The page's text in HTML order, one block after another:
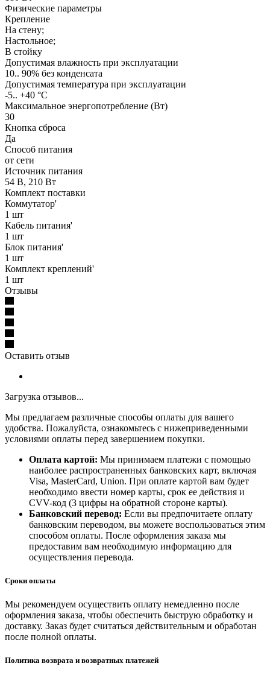
Физические параметры
Крепление
На стену;
Настольное;
В стойку
Допустимая влажность при эксплуатации
10.. 90% без конденсата
Допустимая температура при эксплуатации
-5.. +40 °C
Максимальное энергопотребление (Вт)
30
Кнопка сброса
Да
Способ питания
от сети
Источник питания
54 В, 210 Вт
Комплект поставки
Коммутатор'
1 шт
Кабель питания'
1 шт
Блок питания'
1 шт
Комплект креплений'
1 шт
Отзывы
Оставить отзыв
Загрузка отзывов...
Мы предлагаем различные способы оплаты для вашего
удобства. Пожалуйста, ознакомьтесь с нижеприведенными
условиями оплаты перед завершением покупки.
Оплата картой: Мы принимаем платежи с помощью
наиболее распространенных банковских карт, включая
Visa, MasterCard, Union. При оплате картой вам будет
необходимо ввести номер карты, срок ее действия и
CVV-код (3 цифры на обратной стороне карты).
Банковский перевод: Если вы предпочитаете оплату
банковским переводом, вы можете воспользоваться этим
способом оплаты. После оформления заказа мы
предоставим вам необходимую информацию для
осуществления перевода.
Сроки оплаты
Мы рекомендуем осуществить оплату немедленно после
оформления заказа, чтобы обеспечить быструю обработку и
доставку. Заказ будет считаться действительным и обработан
после полной оплаты.
Политика возврата и возвратных платежей